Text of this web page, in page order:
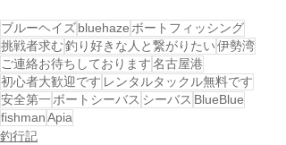
ブルーヘイズbluehazeボートフィッシング
挑戦者求む釣り好きな人と繋がりたい伊勢湾
ご連絡お待ちしております名古屋港
初心者大歓迎です レンタルタックル無料です
安全第一ボートシーバス シーバス BlueBlue
fishmanApia
釣行記